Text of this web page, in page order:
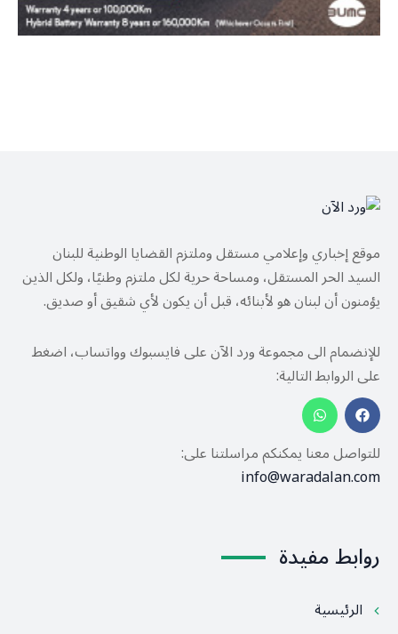
موقع إخباري وإعلامي مستقل وملتزم القضايا الوطنية للبنان
السيد الحر المستقل، ومساحة حرية لكل ملتزم وطنيًا، ولكل الذين
يؤمنون أن لبنان هو لأبنائه، قبل أن يكون لأي شقيق أو صديق.
للإنضمام الى مجموعة ورد الآن على فايسبوك وواتساب، اضغط
على الروابط التالية:
للتواصل معنا يمكنكم مراسلتنا على:
info@waradalan.com
روابط مفيدة
الرئيسية